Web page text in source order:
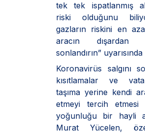
tek tek ispatlanmış
riski olduğunu
gazların riskini en
aracın dışardan
sonlandırın”
Koronavirüs salgını
kısıtlamalar ve
taşıma yerine kendi
etmeyi tercih etmesi
yoğunluğu bir hayli
Murat Yücelen,